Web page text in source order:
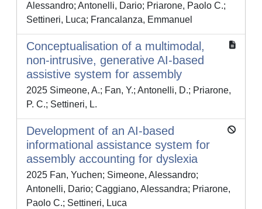
Alessandro; Antonelli, Dario; Priarone, Paolo C.;
Settineri, Luca; Francalanza, Emmanuel
Conceptualisation of a multimodal,
non-intrusive, generative AI-based
assistive system for assembly
2025 Simeone, A.; Fan, Y.; Antonelli, D.; Priarone,
P. C.; Settineri, L.
Development of an AI-based
informational assistance system for
assembly accounting for dyslexia
2025 Fan, Yuchen; Simeone, Alessandro;
Antonelli, Dario; Caggiano, Alessandra; Priarone,
Paolo C.; Settineri, Luca